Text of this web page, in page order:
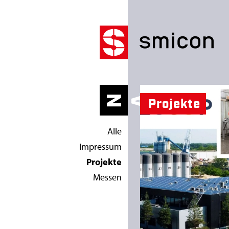
NAC
HR
C
H TE
Alle
Impressum
Projekte
Messen
Projekte